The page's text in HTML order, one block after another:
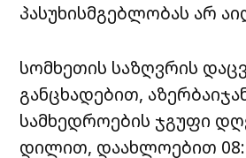
პასუხისმგებლობას არ
სომხეთის საზღვრის
განცხადებით,
სამხედროების ჯგუფი
დილით, დაახლოებით